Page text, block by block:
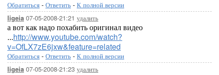
Обратиться - Ответить - К полной версии
ligeia 07-05-2008-21:21 удалить
а вот как надо похабить оригинал видео
...http://www.youtube.com/watch?
v=OfLX7zE6jxw&feature=related
Обратиться - Ответить - К полной версии
ligeia 07-05-2008-21:23 удалить